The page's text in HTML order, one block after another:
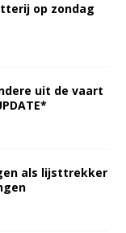
op zondag
uit de vaart
als lijsttrekker